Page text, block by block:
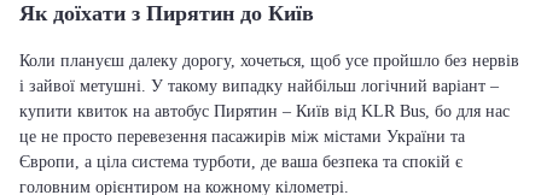
Як доїхати з Пирятин до Київ
Коли плануєш далеку дорогу, хочеться, щоб усе пройшло без нервів
і зайвої метушні. У такому випадку найбільш логічний варіант –
купити квиток на автобус Пирятин – Київ від KLR Bus, бо для нас
це не просто перевезення пасажирів між містами України та
Європи, а ціла система турботи, де ваша безпека та спокій є
головним орієнтиром на кожному кілометрі.